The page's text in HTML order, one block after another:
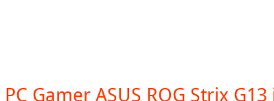
PC Gamer ASUS ROG Strix